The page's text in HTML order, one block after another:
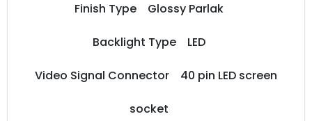
Finish Type Glossy Parlak
Backlight Type LED
Video Signal Connector 40 pin LED screen
socket